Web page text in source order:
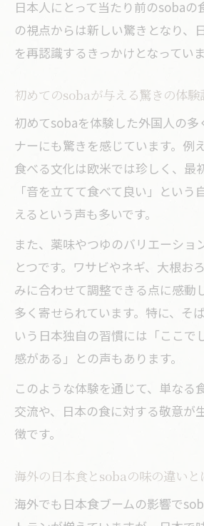
SNSで話題のsoba 海外
ハッシュタグで繋がる
海外の友人に伝えたい
そばアレルギーと海外から見
soba アレルギーに関する
外国人が注意したいsoba
蕎麦 外国人 アレルギー
sobaを安心して楽しむた
アレルギー対策とsoba
ざるそばを海外で楽しむ人
ざるそば 海外 の 反応を
なぜsobaは海外で広ま
ざるそばの人気拡大とそ
海外蕎麦屋のsobaトレン
現地で愛されるsobaの
日本人にとって当たり前のsobaの
の視点からは新しい驚きとなり、
を再認識するきっかけとなっていま
初めてのsobaが与える驚きの体験
初めてsobaを体験した外国人の多
ナーにも驚きを感じています。例
食べる文化は欧米では珍しく、最
「音を立てて食べて良い」とい
えるという声も多いです。
また、薬味やつゆのバリエーショ
とつです。ワサビやネギ、大根お
みに合わせて調整できる点に感動
多く寄せられています。特に、そ
いう日本独自の習慣には「ここで
感がある」との声もあります。
このような体験を通じて、単なる
交流や、日本の食に対する敬意が
徴です。
海外の日本食とsobaの味の違いと
海外でも日本食ブームの影響で